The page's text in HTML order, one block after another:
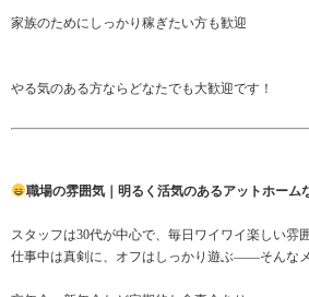
家族のためにしっかり稼ぎたい方も歓迎
やる気のある方ならどなたでも大歓迎です！
職場の雰囲気｜明るく活気のあるアットホーム
スタッフは30代が中心で、毎日ワイワイ楽しい雰
仕事中は真剣に、オフはしっかり遊ぶ——そんな